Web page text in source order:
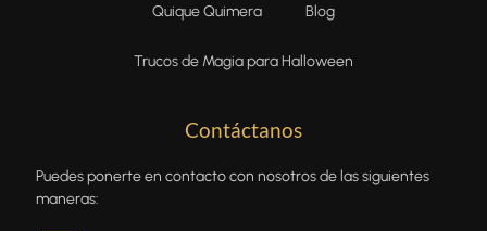
Contáctanos
Puedes ponerte en contacto con nosotros de las siguientes
maneras:
Quique Quimera Blog
Trucos de Magia para Halloween